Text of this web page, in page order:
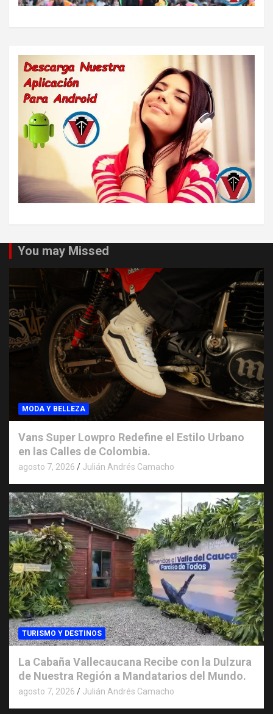
You may Missed
MODA Y BELLEZA
Vans Super Lowpro Redefine el Estilo Urbano
en las Calles de Colombia.
agosto 7, 2026 Julián Andrés Camacho
TURISMO Y DESTINOS
La Cabaña Vallecaucana Recibe con la Dulzura
de Nuestra Región a Mandatarios del Mundo.
agosto 7, 2026 Julián Andrés Camacho